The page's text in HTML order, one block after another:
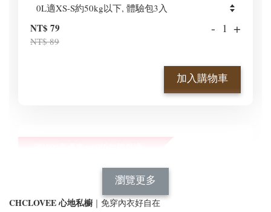
NT$ 79
NT$ 89
- +
加入購物車
瀏覽更多
CHCLOVEE 心地私櫥 ｜免穿內衣好自在